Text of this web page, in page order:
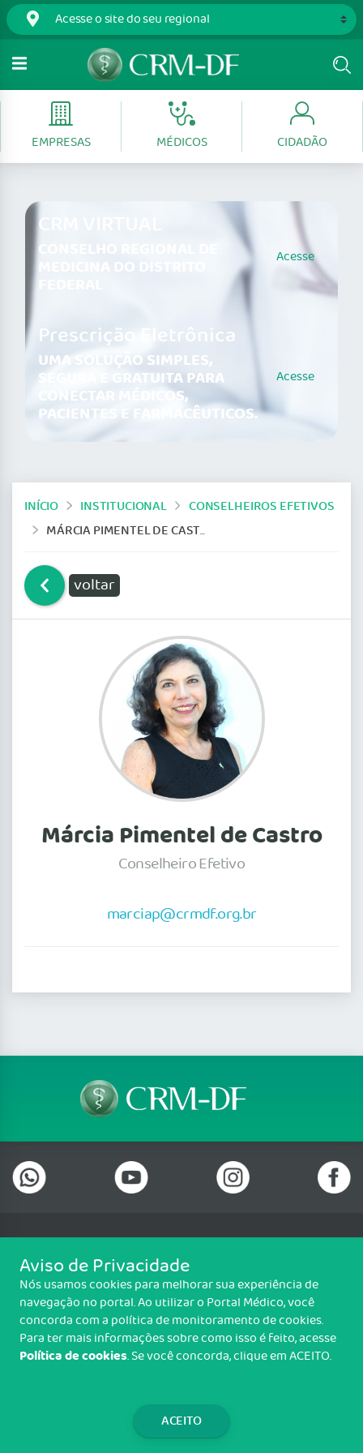
EMPRESAS MÉDICOS CIDADÃO
CRM VIRTUAL
CONSELHO REGIONAL DE
MEDICINA DO DISTRITO Acesse
Prescrição Eletrônica
UMA SOLUÇÃO SIMPLES,
SEGURA E GRATUITA PARA
CONECTAR MÉDICOS,
PACIENTES E FARMACÊUTICOS.
Acesse
INÍCIO INSTITUCIONAL
CONSELHEIROS EFETIVOS
MÁRCIA PIMENTEL DE CASTRO
voltar
Márcia Pimentel de Castro
Conselheiro Efetivo
marciap@crmdf.org.br
Telefone: (61) 3322 0001
Setor de Indústrias Gráficas (SIG), Quadra 01 Lote 985 2º Andar, Sala
202, Centro Empresarial Parque Brasília, Brasília/DF - CEP: 70.610-410
Copyright CRM-DF. Todos os direitos reservados.
TRANSPARÊNCIA E PRESTAÇÃO DE
Aviso de Privacidade
Nós usamos cookies para melhorar sua experiência de
navegação no portal. Ao utilizar o Portal Médico, você
concorda com a política de monitoramento de cookies.
Para ter mais informações sobre como isso é feito, acesse
Política de cookies. Se você concorda, clique em ACEITO.
ACEITO